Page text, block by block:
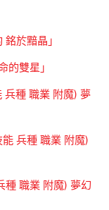
於黯晶」
的雙星」
兵種 職業 附魔) 夢
兵種 職業 附魔)
種 職業 附魔) 夢幻